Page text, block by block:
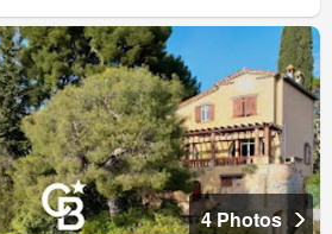
4 Photos